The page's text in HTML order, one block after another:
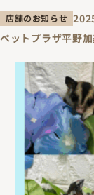
店舗のお知らせ
ペットプラザ平野